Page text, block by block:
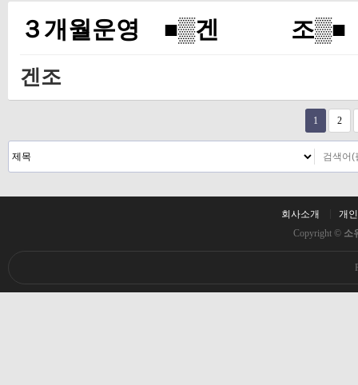
３개월운영 ■▒겐 조▒■
겐조
1 2
회사소개
개
Copyright © 소